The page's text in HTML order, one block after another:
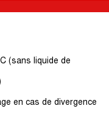
(sans liquide de
en cas de divergence